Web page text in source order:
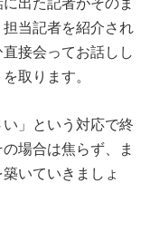
出た記者がそのま
当記者を紹介され
接会ってお話しし
取ります。
」という対応で終
場合は焦らず、ま
いていきましょ